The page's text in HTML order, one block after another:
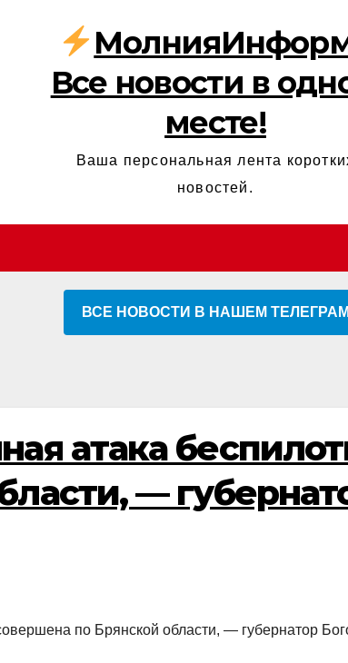
Все новости в
месте!
Ваша персональная лента
новостей.
ВСЕ НОВОСТИ В НАШЕМ ТЕЛЕГРАМ
атака
—
по Брянской области, — губернатор